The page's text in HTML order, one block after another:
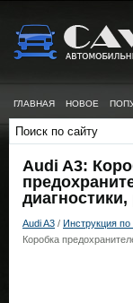
ГЛАВНАЯ НОВОЕ
Audi A3:
Audi A3 / Инструкция по
Коробка